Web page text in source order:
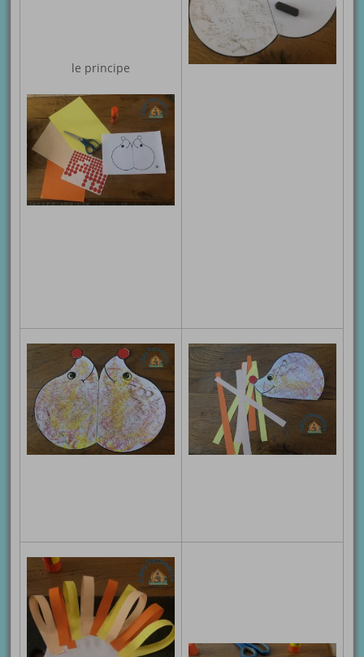
le principe